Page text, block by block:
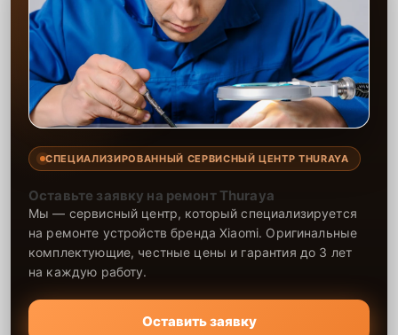
СПЕЦИАЛИЗИРОВАННЫЙ СЕРВИСНЫЙ ЦЕНТР THURAYA
Оставьте заявку на ремонт Thuraya
Мы — сервисный центр, который специализируется
на ремонте устройств бренда Xiaomi. Оригинальные
комплектующие, честные цены и гарантия до 3 лет
на каждую работу.
Оставить заявку